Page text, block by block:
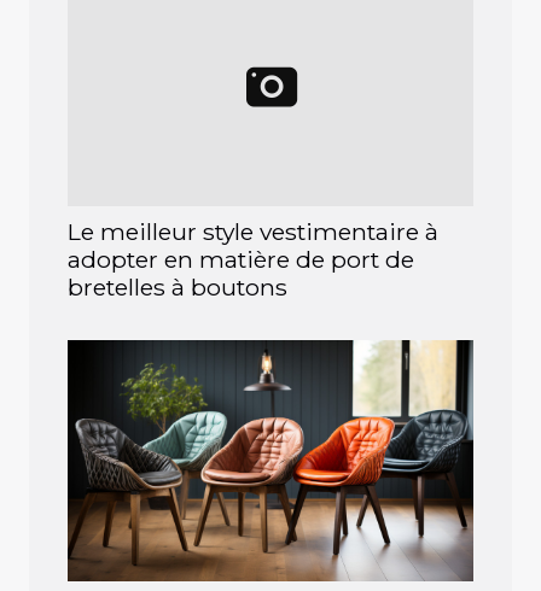
Le meilleur style vestimentaire à
adopter en matière de port de
bretelles à boutons